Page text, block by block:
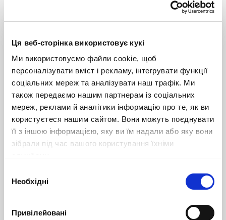
Ця веб-сторінка використовує кукі
Ми використовуємо файли cookie, щоб
персоналізувати вміст і рекламу, інтегрувати функції
соціальних мереж та аналізувати наш трафік. Ми
також передаємо нашим партнерам із соціальних
мереж, реклами й аналітики інформацію про те, як ви
користуєтеся нашим сайтом. Вони можуть поєднувати
її з іншою інформацією, яку ви їм надали або яку вони
зібрали під час вашого користування їхніми
згоди
Необхідні
Привілейовані
Declaration of Conformity with EN62619 AZZURRO LV
FIRMWARE (МІКРОПРОГРАМА)
Tabella compatibilità aggiornamenti Azzurro r04
SW Monitoraggio 2 5 1
SW Monitoraggio 2 5 4
FW 9 A55
Upgrade procedure 3000SP and ZSX5000S [EN]